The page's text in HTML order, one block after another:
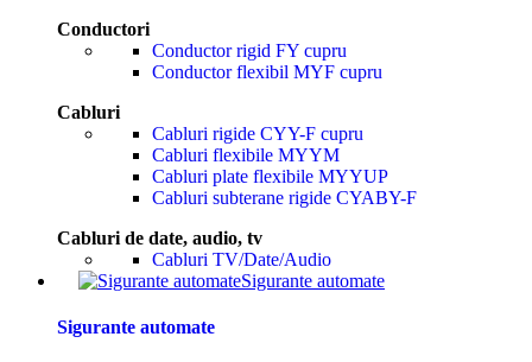
Conductori
Conductor rigid FY cupru
Conductor flexibil MYF cupru
Cabluri
Cabluri rigide CYY-F cupru
Cabluri flexibile MYYM
Cabluri plate flexibile MYYUP
Cabluri subterane rigide CYABY-F
Cabluri de date, audio, tv
Cabluri TV/Date/Audio
Sigurante automate
Sigurante automate